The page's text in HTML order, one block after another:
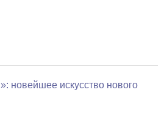
новейшее искусство нового